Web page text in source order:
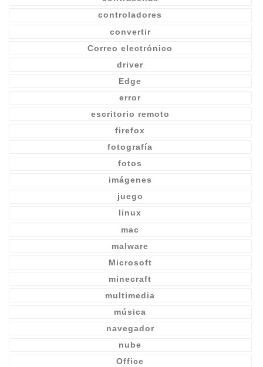
controladores
convertir
Correo electrónico
driver
Edge
error
escritorio remoto
firefox
fotografía
fotos
imágenes
juego
linux
mac
malware
Microsoft
minecraft
multimedia
música
navegador
nube
Office